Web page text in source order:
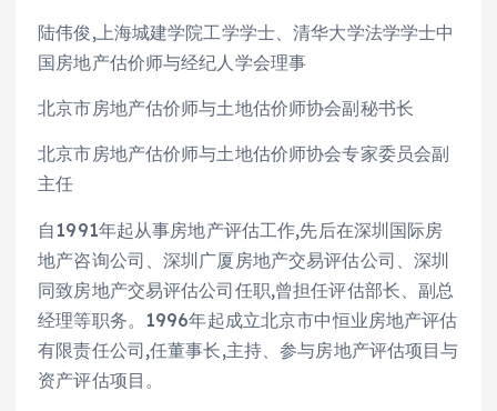
陆伟俊,上海城建学院工学学士、清华大学法学学士中
国房地产估价师与经纪人学会理事
北京市房地产估价师与土地估价师协会副秘书长
北京市房地产估价师与土地估价师协会专家委员会副
主任
自1991年起从事房地产评估工作,先后在深圳国际房
地产咨询公司、深圳广厦房地产交易评估公司、深圳
同致房地产交易评估公司任职,曾担任评估部长、副总
经理等职务。1996年起成立北京市中恒业房地产评估
有限责任公司,任董事长,主持、参与房地产评估项目与
资产评估项目。